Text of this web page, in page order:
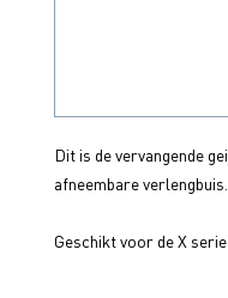
Dit is de vervangende
afneembare verlengbuis.
Geschikt voor de X